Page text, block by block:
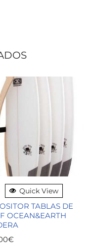
Quick View
TABLAS DE
OCEAN&EARTH
€